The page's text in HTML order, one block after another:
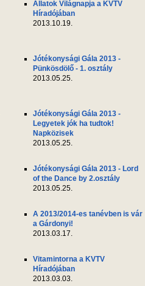
Állatok Világnapja a KVTV
Híradójában
2013.10.19.
Jótékonysági Gála 2013 -
Pünkösdölő - 1. osztály
2013.05.25.
Jótékonysági Gála 2013 -
Legyetek jók ha tudtok!
Napközisek
2013.05.25.
Jótékonysági Gála 2013 - Lord
of the Dance by 2.osztály
2013.05.25.
A 2013/2014-es tanévben is vár
a Gárdonyi!
2013.03.17.
Vitamintorna a KVTV
Híradójában
2013.03.03.